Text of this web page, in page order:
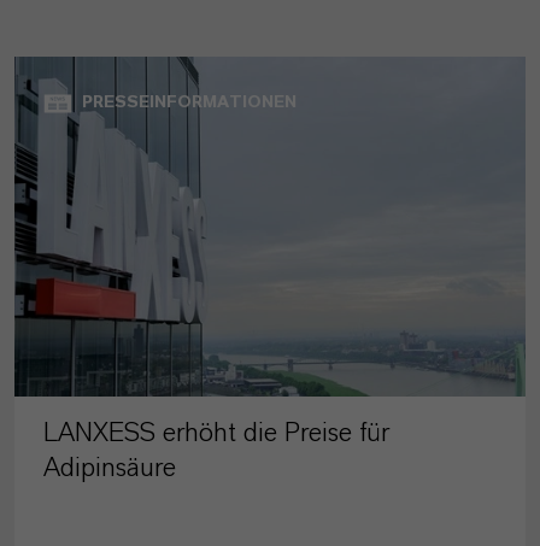
PRESSEINFORMATIONEN
LANXESS erhöht die Preise für
Adipinsäure